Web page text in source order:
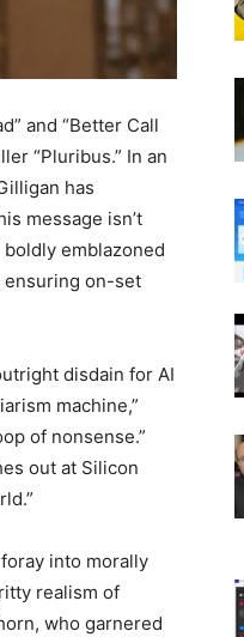
and “Better Call
“Pluribus.” In an
has
message isn’t
emblazoned
ensuring on-set
disdain for AI
machine,”
of nonsense.”
out at Silicon
into morally
realism of
who garnered